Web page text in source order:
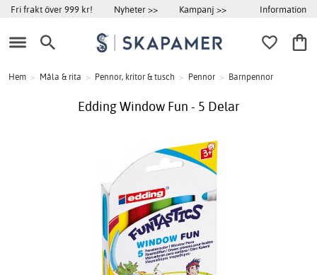
Fri frakt över 999 kr! Nyheter >> Kampanj >> Information
Hem > Måla & rita > Pennor, kritor & tusch > Pennor > Barnpennor
Edding Window Fun - 5 Delar